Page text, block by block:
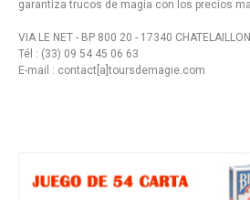
garantiza trucos de magia con los precios
VIA LE NET - BP 800 20 - 17340
Tél : (33) 09 54 45 06 63
E-mail : contact[a]toursdemagie.com